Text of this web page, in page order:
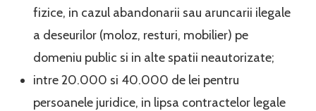
fizice, in cazul abandonarii sau aruncarii ilegale
a deseurilor (moloz, resturi, mobilier) pe
domeniu public si in alte spatii neautorizate;
intre 20.000 si 40.000 de lei pentru
persoanele juridice, in lipsa contractelor legale